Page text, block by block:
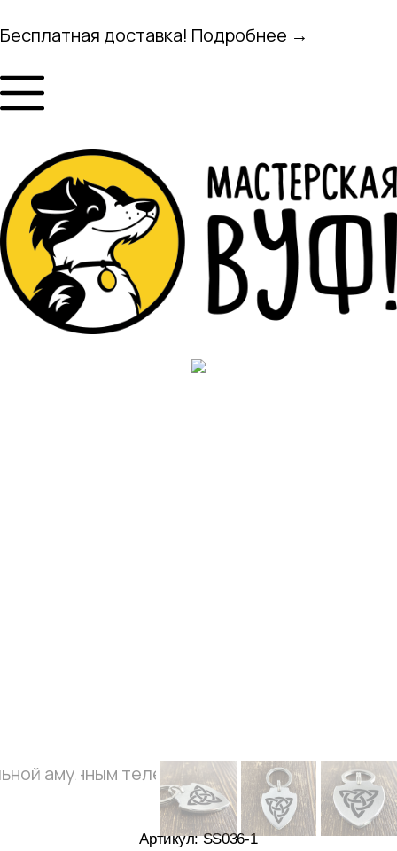
Бесплатная доставка! Подробнее →
Артикул: SS036-1